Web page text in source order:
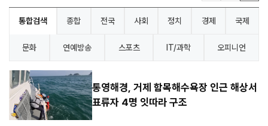
통합검색 종합 전국 사회 정치 경제 국제
문화 연예방송 스포츠 IT/과학 오피니언
통영해경, 거제 함목해수욕장 인근 해상서
표류자 4명 잇따라 구조